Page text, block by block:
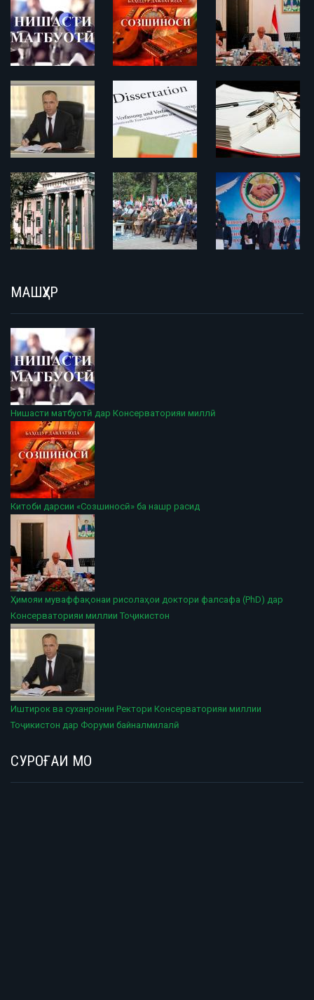
МАШҲУР
Нишасти матбуотӣ дар Консерваторияи миллӣ
Китоби дарсии «Созшиносӣ» ба нашр расид
Ҳимояи муваффақонаи рисолаҳои доктори фалсафа (PhD) дар
Консерваторияи миллии Тоҷикистон
Иштирок ва суханронии Ректори Консерваторияи миллии
Тоҷикистон дар Форуми байналмилалӣ
СУРОҒАИ МО